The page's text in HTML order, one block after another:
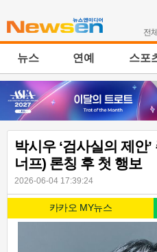
전
뉴스 연예 스포
박시우 ‘검사실의 제안
너프) 론칭 후 첫 행보
2026-06-04 17:39:24
카카오 MY뉴스